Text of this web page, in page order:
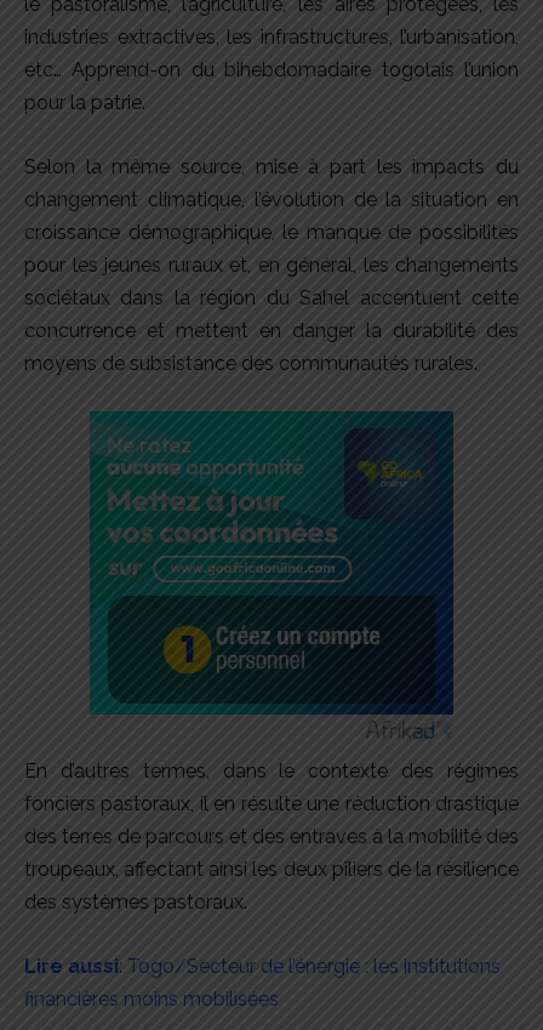
industries extractives, les infrastructures, l’urbanisation,
etc… Apprend-on du bihebdomadaire togolais l’union
pour la patrie.
Selon la même source, mise à part les impacts du
changement climatique, l’évolution de la situation en
croissance démographique, le manque de possibilités
pour les jeunes ruraux et, en général, les changements
sociétaux dans la région du Sahel accentuent cette
concurrence et mettent en danger la durabilité des
moyens de subsistance des communautés rurales.
En d’autres termes, dans le contexte des régimes
fonciers pastoraux, il en résulte une réduction drastique
des terres de parcours et des entraves à la mobilité des
troupeaux, affectant ainsi les deux piliers de la résilience
des systèmes pastoraux.
Lire aussi: Togo/Secteur de l’énergie : les institutions
financières moins mobilisées